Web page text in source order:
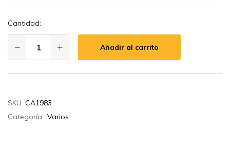
Cantidad:
Añadir al carrito
SKU: CA1983
Categoría: Varios